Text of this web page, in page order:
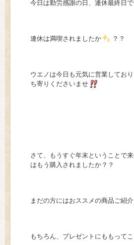
今日は勤労感謝の日、連休最終日
連休は満喫されましたか ？？
ウエノは今日も元気に営業してお
ち寄りくださいませ
さて、もうすぐ年末ということで
はもう購入されましたか？？
まだの方にはおススメの商品ご紹
もちろん、プレゼントにももって
> 会社概要
> プライ